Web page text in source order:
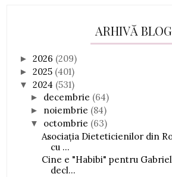
ARHIVĂ BLOG
►2026 (209)
►2025 (401)
▼2024 (531)
► decembrie (64)
► noiembrie (84)
▼ octombrie (63)
Asociația Dieteticienilor din
cu ...
Cine e "Habibi" pentru
decl...